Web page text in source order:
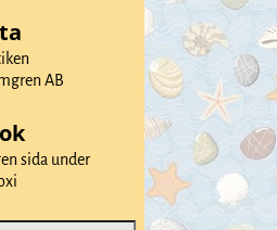
AB
sida under